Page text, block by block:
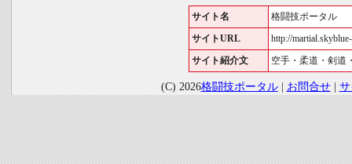
サイト名 格闘技ポータル
サイトURL http://
サイト紹介文 空手・柔道・剣道
(C) 2026格闘技ポータル| お問合せ|